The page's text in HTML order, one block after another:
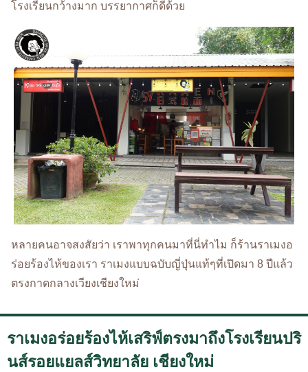
โรงเรียนกว้างมาก บรรยากาศก็ดีด้วย
หลายคนอาจสงสัยว่า เราพาทุกคนมาที่นี่ทำไม ก็ร้านราเมงอ
ร่อยร้องไห้ของเรา ราเมงแบบฉบับญี่ปุ่นแท้ๆที่เปิดมา 8 ปีแล้ว
ตรงกาดกลางเวียงเชียงใหม่
ราเมงอร่อยร้องไห้เสริฟ์ตรงมาถึงโรงเรียนปริ
นส์รอยแยลส์วิทยาลัย เชียงใหม่